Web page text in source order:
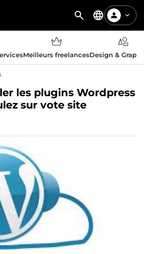
Meilleurs freelancesDesign &
les plugins Wordpress
sur vote site